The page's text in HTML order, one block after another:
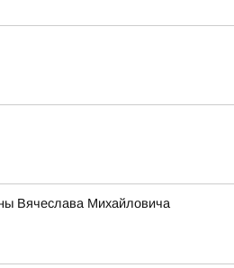
Вячеслава Михайловича